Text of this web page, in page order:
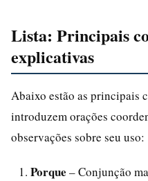
Lista: Principais
explicativas
Abaixo estão as principais
introduzem orações
observações sobre seu uso:
Porque – Conjunção